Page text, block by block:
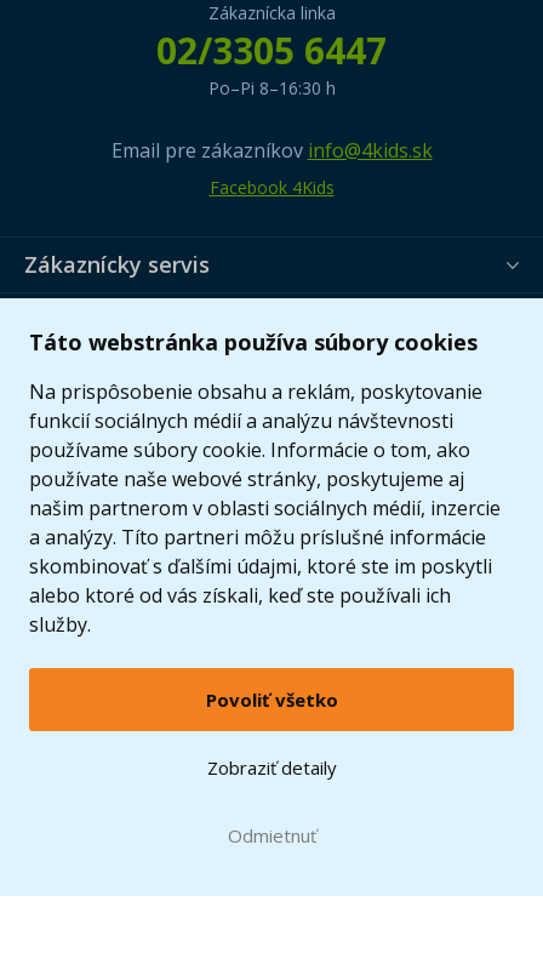
Táto webstránka používa súbory cookies
Na prispôsobenie obsahu a reklám, poskytovanie
funkcií sociálnych médií a analýzu návštevnosti
používame súbory cookie. Informácie o tom, ako
používate naše webové stránky, poskytujeme aj
našim partnerom v oblasti sociálnych médií, inzercie
a analýzy. Títo partneri môžu príslušné informácie
skombinovať s ďalšími údajmi, ktoré ste im poskytli
alebo ktoré od vás získali, keď ste používali ich
služby.
Povoliť všetko
Zobraziť detaily
Odmietnuť
Zákaznícka linka
02/3305 6447
Po–Pi 8–16:30 h
Email pre zákazníkov info@4kids.sk
Facebook 4Kids
Zákaznícky servis
© 2005 - 2026 Copyright 4kids.sk
LEGO, logo LEGO a minifigúrka sú ochrannými známkami spoločnosti LEGO Group. ©
2024 The LEGO Group.
Zobraziť verziu pre desktop
Doprava zadarmopri nákupe od